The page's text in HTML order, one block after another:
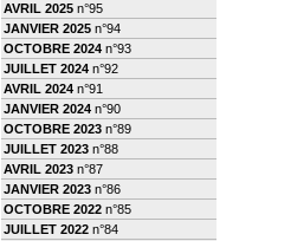
AVRIL 2025 n°95
JANVIER 2025 n°94
OCTOBRE 2024 n°93
JUILLET 2024 n°92
AVRIL 2024 n°91
JANVIER 2024 n°90
OCTOBRE 2023 n°89
JUILLET 2023 n°88
AVRIL 2023 n°87
JANVIER 2023 n°86
OCTOBRE 2022 n°85
JUILLET 2022 n°84